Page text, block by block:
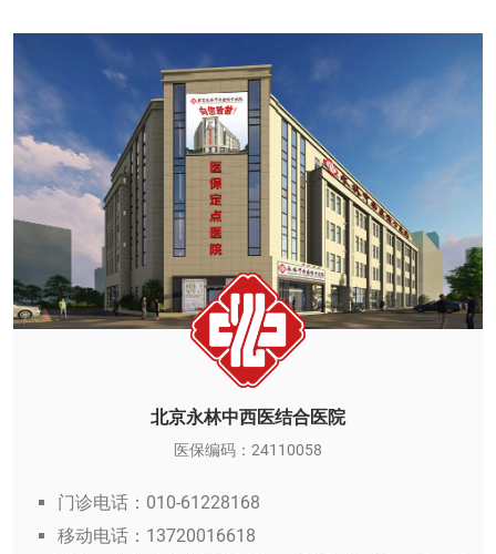
北京永林中西医结合医院
医保编码：24110058
门诊电话：010-61228168
移动电话：13720016618